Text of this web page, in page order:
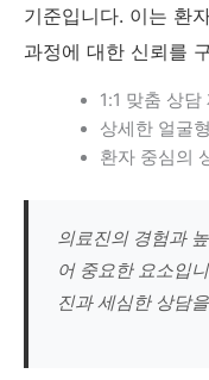
기준입니다. 이는 환
과정에 대한 신뢰를
1:1 맞춤 상담
상세한 얼굴
환자 중심의
의료진의 경험과
어 중요한 요소입
진과 세심한 상담